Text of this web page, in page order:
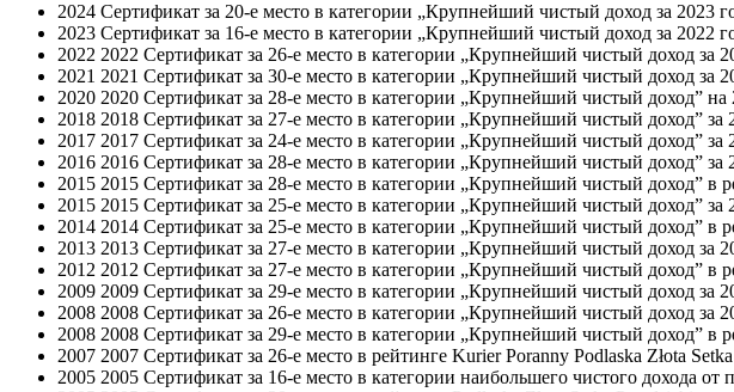
2024 Сертификат за 20-е место в категории „Крупнейший чистый доход за 2023
2023 Сертификат за 16-е место в категории „Крупнейший чистый доход за 2022
2022 2022 Сертификат за 26-е место в категории „Крупнейший чистый доход за
2021 2021 Сертификат за 30-е место в категории „Крупнейший чистый доход за
2020 2020 Сертификат за 28-е место в категории „Крупнейший чистый доход”
2018 2018 Сертификат за 27-е место в категории „Крупнейший чистый доход” за
2017 2017 Сертификат за 24-е место в категории „Крупнейший чистый доход” за
2016 2016 Сертификат за 28-е место в категории „Крупнейший чистый доход” за
2015 2015 Сертификат за 28-е место в категории „Крупнейший чистый доход” в
2015 2015 Сертификат за 25-е место в категории „Крупнейший чистый доход” за
2014 2014 Сертификат за 25-е место в категории „Крупнейший чистый доход” в
2013 2013 Сертификат за 27-е место в категории „Крупнейший чистый доход за
2012 2012 Сертификат за 27-е место в категории „Крупнейший чистый доход” в
2009 2009 Сертификат за 29-е место в категории „Крупнейший чистый доход за
2008 2008 Сертификат за 26-е место в категории „Крупнейший чистый доход за
2008 2008 Сертификат за 29-е место в категории „Крупнейший чистый доход” в
2007 2007 Сертификат за 26-е место в рейтинге Kurier Poranny Podlaska Złota
2005 2005 Сертификат за 16-е место в категории наибольшего чистого дохода